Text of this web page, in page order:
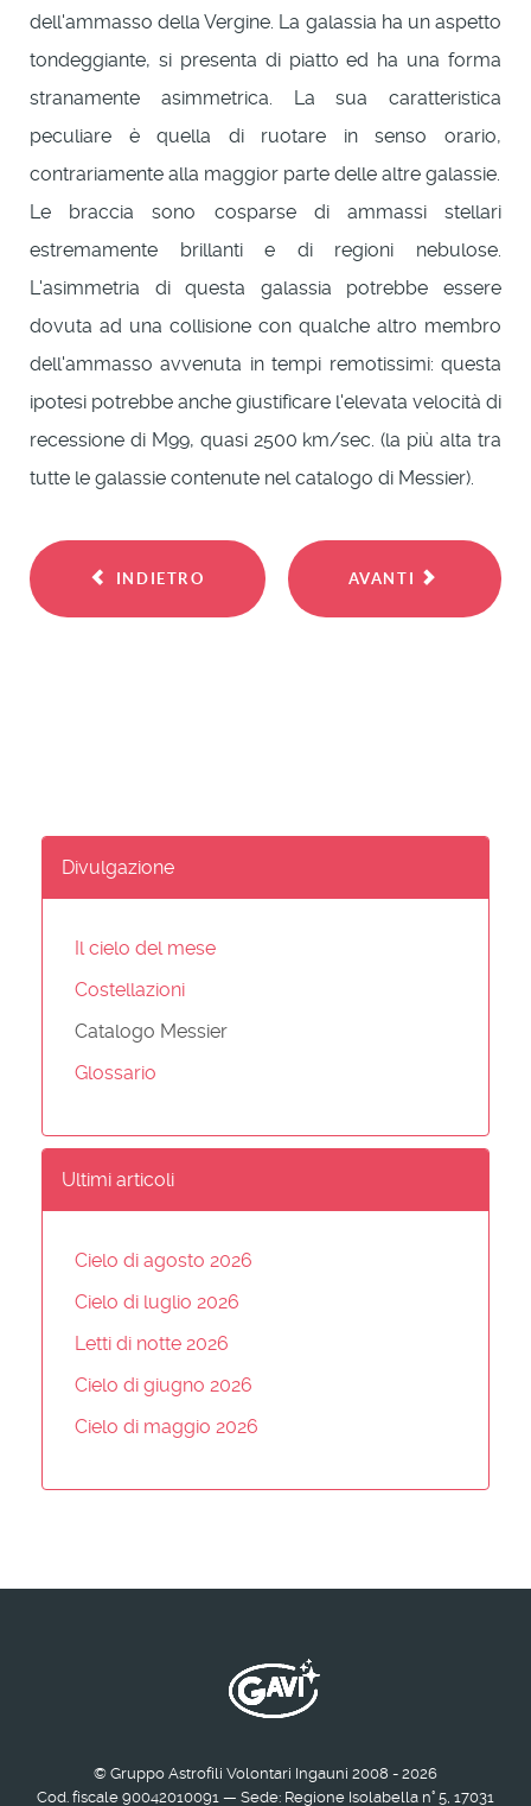
dell'ammasso della Vergine. La galassia ha un aspetto
tondeggiante, si presenta di piatto ed ha una forma
stranamente asimmetrica. La sua caratteristica
peculiare è quella di ruotare in senso orario,
contrariamente alla maggior parte delle altre galassie.
Le braccia sono cosparse di ammassi stellari
estremamente brillanti e di regioni nebulose.
L'asimmetria di questa galassia potrebbe essere
dovuta ad una collisione con qualche altro membro
dell'ammasso avvenuta in tempi remotissimi: questa
ipotesi potrebbe anche giustificare l'elevata velocità di
recessione di M99, quasi 2500 km/sec. (la più alta tra
tutte le galassie contenute nel catalogo di Messier).
INDIETRO AVANTI
Divulgazione
Il cielo del mese
Costellazioni
Catalogo Messier
Glossario
Ultimi articoli
Cielo di agosto 2026
Cielo di luglio 2026
Letti di notte 2026
Cielo di giugno 2026
Cielo di maggio 2026
© Gruppo Astrofili Volontari Ingauni 2008 - 2026
Cod. fiscale 90042010091 — Sede: Regione Isolabella n° 5, 17031